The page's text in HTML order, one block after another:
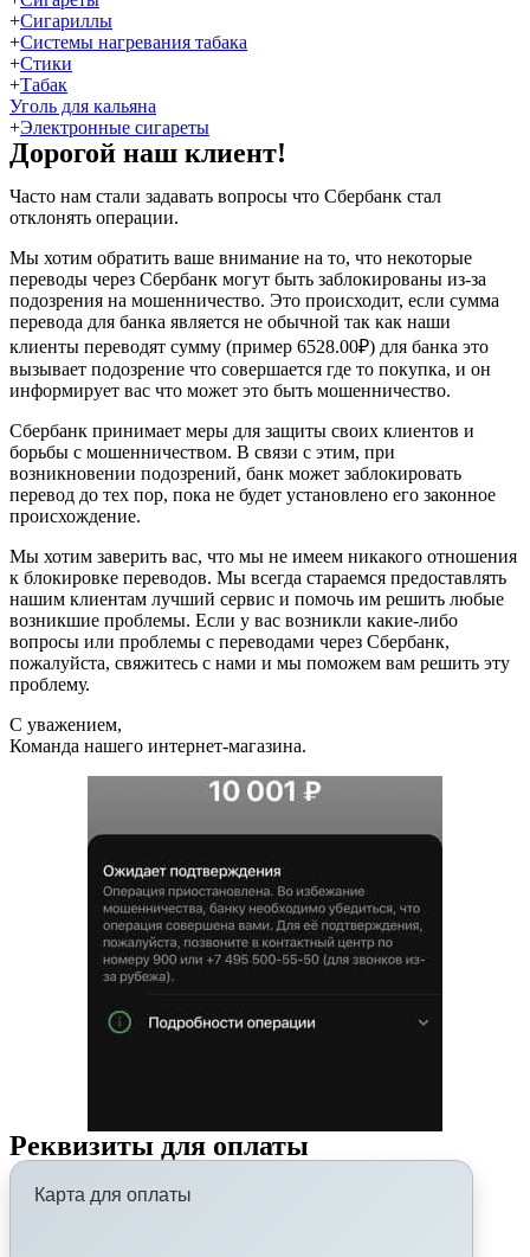
+Сигариллы
+Системы нагревания табака
+Стики
+Табак
Уголь для кальяна
+Электронные сигареты
Дорогой наш клиент!
Часто нам стали задавать вопросы что Сбербанк стал
отклонять операции.
Мы хотим обратить ваше внимание на то, что некоторые
переводы через Сбербанк могут быть заблокированы из-за
подозрения на мошенничество. Это происходит, если сумма
перевода для банка является не обычной так как наши
клиенты переводят сумму (пример 6528.00₽) для банка это
вызывает подозрение что совершается где то покупка, и он
информирует вас что может это быть мошенничество.
Сбербанк принимает меры для защиты своих клиентов и
борьбы с мошенничеством. В связи с этим, при
возникновении подозрений, банк может заблокировать
перевод до тех пор, пока не будет установлено его законное
происхождение.
Мы хотим заверить вас, что мы не имеем никакого отношения
к блокировке переводов. Мы всегда стараемся предоставлять
нашим клиентам лучший сервис и помочь им решить любые
возникшие проблемы. Если у вас возникли какие-либо
вопросы или проблемы с переводами через Сбербанк,
пожалуйста, свяжитесь с нами и мы поможем вам решить эту
проблему.
С уважением,
Команда нашего интернет-магазина.
Реквизиты для оплаты
Карта для оплаты